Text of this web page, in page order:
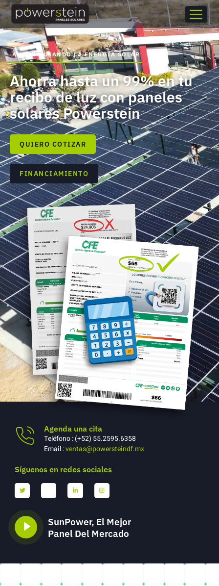
AHORRA USANDO LA ENERGÍA SOLAR
Ahorra hasta un 99% en tu
recibo de luz con paneles
solares Powerstein
QUIERO COTIZAR
FINANCIAMIENTO
Agenda una cita
Teléfono : (+52) 55.2595.6358
Email :ventas@powersteindf.mx
Síguenos en redes sociales
SunPower, El Mejor
Panel Del Mercado